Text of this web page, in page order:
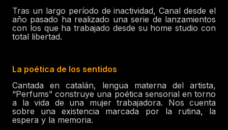
Tras un largo período de inactividad, Canal desde el
año pasado ha realizado una serie de lanzamientos
con los que ha trabajado desde su home studio con
total libertad.
La poética de los sentidos
Cantada en catalán, lengua materna del artista,
“Perfums” construye una poética sensorial en torno
a la vida de una mujer trabajadora. Nos cuenta
sobre una existencia marcada por la rutina, la
espera y la memoria.